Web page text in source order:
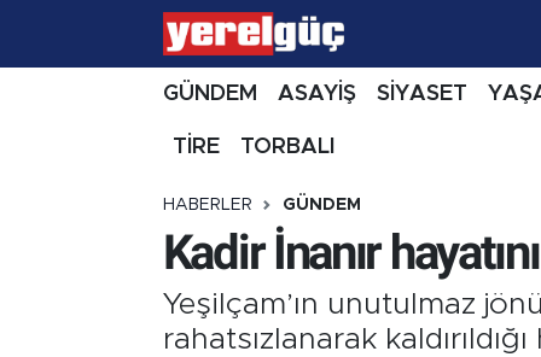
GÜNDEM ASAYİŞ SİYASET
TİRE TORBALI
HABERLER GÜNDEM
Kadir İnanır
Yeşilçam’ın unutulmaz
rahatsızlanarak